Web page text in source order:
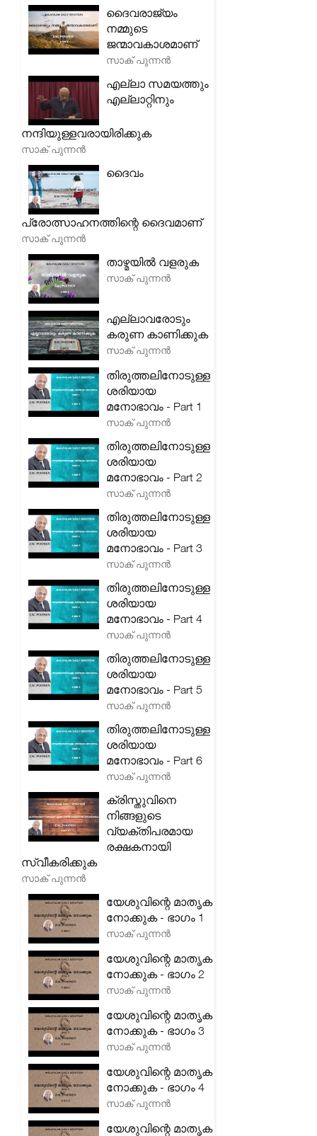
ദൈവരാജ്യം
നമ്മുടെ
ജന്മാവകാശമാണ്
സാക് പുന്നൻ
എല്ലാ സമയത്തും
എല്ലാറ്റിനും
നന്ദിയുള്ളവരായിരിക്കുക
സാക് പുന്നൻ
ദൈവം
പ്രോത്സാഹനത്തിന്റെ ദൈവമാണ്
സാക് പുന്നൻ
താഴ്മയിൽ വളരുക
സാക് പുന്നൻ
എല്ലാവരോടും
കരുണ കാണിക്കുക
സാക് പുന്നൻ
തിരുത്തലിനോടുള്ള
ശരിയായ
മനോഭാവം - Part 1
സാക് പുന്നൻ
തിരുത്തലിനോടുള്ള
ശരിയായ
മനോഭാവം - Part 2
സാക് പുന്നൻ
തിരുത്തലിനോടുള്ള
ശരിയായ
മനോഭാവം - Part 3
സാക് പുന്നൻ
തിരുത്തലിനോടുള്ള
ശരിയായ
മനോഭാവം - Part 4
സാക് പുന്നൻ
തിരുത്തലിനോടുള്ള
ശരിയായ
മനോഭാവം - Part 5
സാക് പുന്നൻ
തിരുത്തലിനോടുള്ള
ശരിയായ
മനോഭാവം - Part 6
സാക് പുന്നൻ
ക്രിസ്തുവിനെ
നിങ്ങളുടെ
വ്യക്തിപരമായ
രക്ഷകനായി
സ്വീകരിക്കുക
സാക് പുന്നൻ
യേശുവിന്റെ മാതൃക
നോക്കുക - ഭാഗം 1
സാക് പുന്നൻ
യേശുവിന്റെ മാതൃക
നോക്കുക - ഭാഗം 2
സാക് പുന്നൻ
യേശുവിന്റെ മാതൃക
നോക്കുക - ഭാഗം 3
സാക് പുന്നൻ
യേശുവിന്റെ മാതൃക
നോക്കുക - ഭാഗം 4
സാക് പുന്നൻ
യേശുവിന്റെ മാതൃക